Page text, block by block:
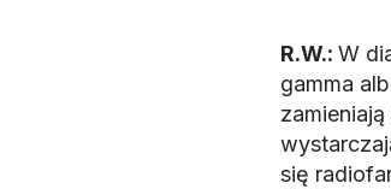
R.W.: W
gamma
się